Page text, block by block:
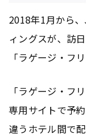
2018年1月から
ィングスが、訪
「ラゲージ・フ
「ラゲージ・フ
専用サイトで予
違うホテル間で